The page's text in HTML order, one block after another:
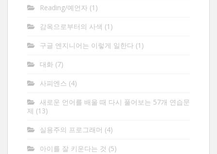
Reading/예언자 (1)
감옥으로부터의 사색 (1)
구글 엔지니어는 이렇게 일한다 (1)
대화 (7)
사피엔스 (4)
새로운 언어를 배울 때 다시 풀어보는 57개 연습문
제 (13)
실용주의 프로그래머 (4)
아이를 잘 키운다는 것 (5)